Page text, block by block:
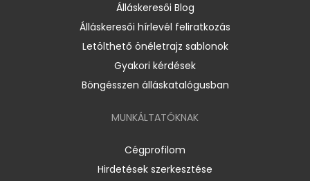
Álláskeresői Blog
Álláskeresői hírlevél feliratkozás
Letölthető önéletrajz sablonok
Gyakori kérdések
Böngésszen álláskatalógusban
MUNKÁLTATÓKNAK
Cégprofilom
Hirdetések szerkesztése